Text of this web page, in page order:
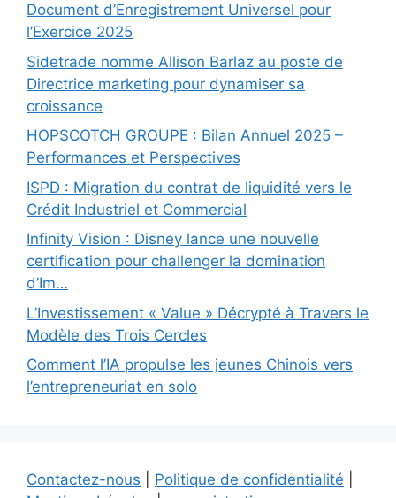
Document d’Enregistrement Universel pour
l’Exercice 2025
Sidetrade nomme Allison Barlaz au poste de
Directrice marketing pour dynamiser sa
croissance
HOPSCOTCH GROUPE : Bilan Annuel 2025 –
Performances et Perspectives
ISPD : Migration du contrat de liquidité vers le
Crédit Industriel et Commercial
Infinity Vision : Disney lance une nouvelle
certification pour challenger la domination
d’Im…
L’Investissement « Value » Décrypté à Travers le
Modèle des Trois Cercles
Comment l’IA propulse les jeunes Chinois vers
l’entrepreneuriat en solo
Contactez-nous Politique de confidentialité